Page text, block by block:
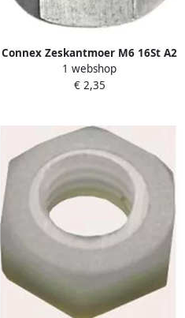
Connex Zeskantmoer M6 16St A2
KY4620006
1 webshop
€ 2,35